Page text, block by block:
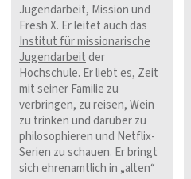
Jugendarbeit, Mission und
Fresh X. Er leitet auch das
Institut für missionarische
Jugendarbeitder
Hochschule. Er liebt es, Zeit
mit seiner Familie zu
verbringen, zu reisen, Wein
zu trinken und darüber zu
philosophieren und Netflix-
Serien zu schauen. Er bringt
sich ehrenamtlich in „alten“